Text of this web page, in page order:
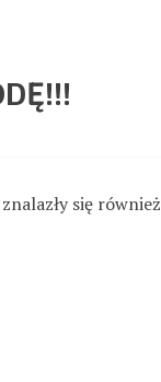
się również